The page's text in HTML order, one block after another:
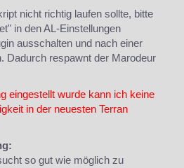
nicht richtig laufen sollte, bitte
in den AL-Einstellungen
ausschalten und nach einer
Dadurch respawnt der Marodeur
eingestellt wurde kann ich keine
in der neuesten Terran
so gut wie möglich zu